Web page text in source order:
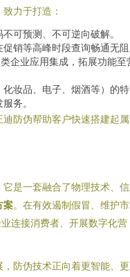
力于打造：
可预测、不可逆向破解。
促销等高峰时段查询畅通无
企业应用集成，拓展功能至
化妆品、电子、烟酒等）的
务。
防伪帮助客户快速搭建起
是一套融合了物理技术、
案。在有效遏制假冒、维护
连接消费者、开展数字化营
防伪技术正向着更智能、